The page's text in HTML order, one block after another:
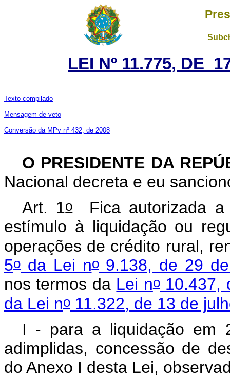
LEI Nº 11.775, DE
Texto compilado
Mensagem de veto
Conversão da MPv nº 432, de 2008
O PRESIDENTE DA
Nacional decreta e eu
Art. 1oFica autorizada a
estímulo à liquidação ou
operações de crédito rural,
5o da Lei no9.138, de 29
nos termos da Lei no10.437,
da Lei no 11.322, de 13 de
I - para a liquidação em
adimplidas, concessão de
do Anexo I desta Lei,